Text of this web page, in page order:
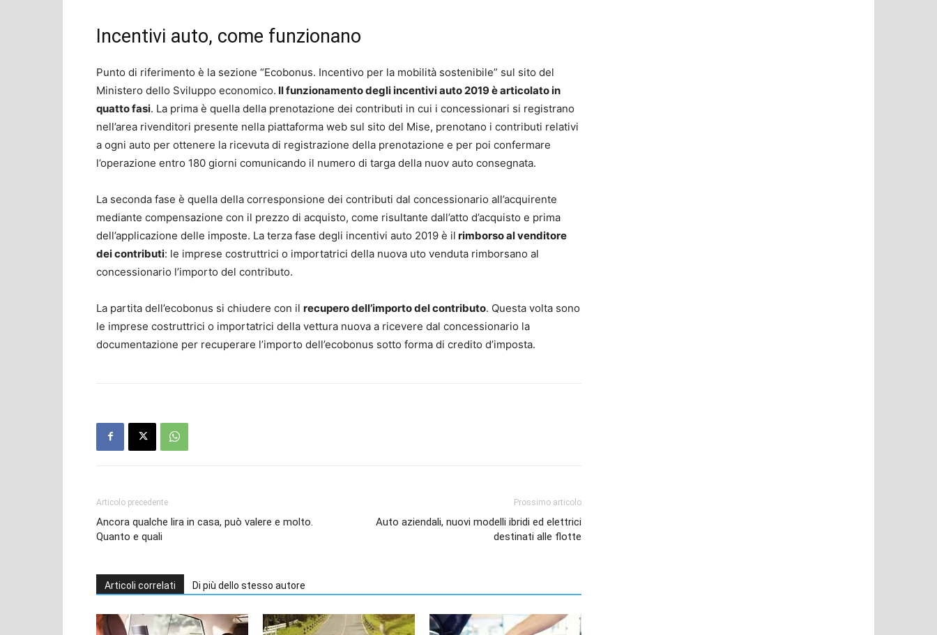
Incentivi auto, come funzionano
Punto di riferimento è la sezione “Ecobonus. Incentivo per la mobilità sostenibile” sul sito del
Ministero dello Sviluppo economico. Il funzionamento degli incentivi auto 2019 è articolato in
quatto fasi. La prima è quella della prenotazione dei contributi in cui i concessionari si registrano
nell’area rivenditori presente nella piattaforma web sul sito del Mise, prenotano i contributi relativi
a ogni auto per ottenere la ricevuta di registrazione della prenotazione e per poi confermare
l’operazione entro 180 giorni comunicando il numero di targa della nuov auto consegnata.
La seconda fase è quella della corresponsione dei contributi dal concessionario all’acquirente
mediante compensazione con il prezzo di acquisto, come risultante dall’atto d’acquisto e prima
dell’applicazione delle imposte. La terza fase degli incentivi auto 2019 è il rimborso al venditore
dei contributi: le imprese costruttrici o importatrici della nuova uto venduta rimborsano al
concessionario l’importo del contributo.
La partita dell’ecobonus si chiudere con il recupero dell’importo del contributo. Questa volta sono
le imprese costruttrici o importatrici della vettura nuova a ricevere dal concessionario la
documentazione per recuperare l’importo dell’ecobonus sotto forma di credito d’imposta.
Articolo precedente
Ancora qualche lira in casa, può valere e molto.
Quanto e quali
Prossimo articolo
Auto aziendali, nuovi modelli ibridi ed elettrici
destinati alle flotte
Articoli correlati Di più dello stesso autore